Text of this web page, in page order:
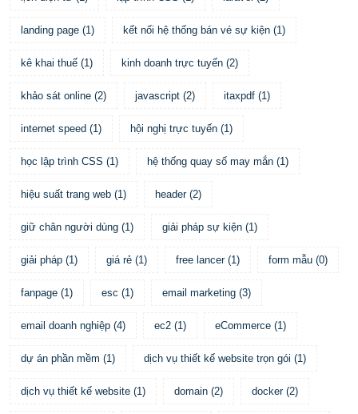
landing page (1 ) kết nối hệ thống bán vé sự kiện (1 )
kê khai thuế (1 ) kinh doanh trực tuyến (2)
khảo sát online (2) javascript (2) itaxpdf (1 )
internet speed (1 ) hội nghị trực tuyến (1 )
học lập trình CSS (1 ) hệ thống quay số may mắn (1 )
hiệu suất trang web (1 ) header (2)
giữ chân người dùng (1 ) giải pháp sự kiện (1 )
giải pháp (1 ) giá rẻ (1 ) free lancer (1 ) form mẫu (0)
fanpage (1 ) esc (1 ) email marketing (3)
email doanh nghiệp (4) ec2 (1 ) eCommerce (1 )
dự án phần mềm (1 ) dịch vụ thiết kế website trọn gói (1 )
dịch vụ thiết kế website (1 ) domain (2) docker (2)